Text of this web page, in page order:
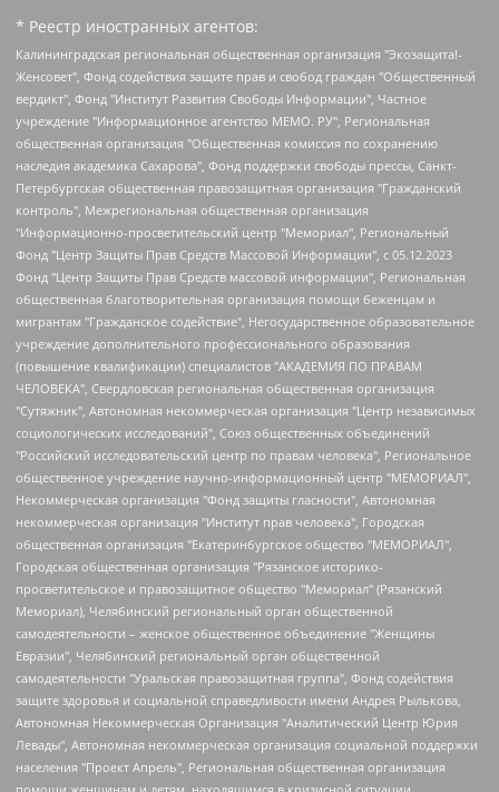
* Реестр иностранных агентов:
Калининградская региональная общественная организация "Экозащита!-Женсовет", Фонд содействия защите прав и свобод граждан "Общественный вердикт", Фонд "Институт Развития Свободы Информации", Частное учреждение "Информационное агентство МЕМО. РУ", Региональная общественная организация "Общественная комиссия по сохранению наследия академика Сахарова", Фонд поддержки свободы прессы, Санкт-Петербургская общественная правозащитная организация "Гражданский контроль", Межрегиональная общественная организация "Информационно-просветительский центр "Мемориал", Региональный Фонд "Центр Защиты Прав Средств Массовой Информации", с 05.12.2023 Фонд "Центр Защиты Прав Средств массовой информации", Региональная общественная благотворительная организация помощи беженцам и мигрантам "Гражданское содействие", Негосударственное образовательное учреждение дополнительного профессионального образования (повышение квалификации) специалистов "АКАДЕМИЯ ПО ПРАВАМ ЧЕЛОВЕКА", Свердловская региональная общественная организация "Сутяжник", Автономная некоммерческая организация "Центр независимых социологических исследований", Союз общественных объединений "Российский исследовательский центр по правам человека", Региональное общественное учреждение научно-информационный центр "МЕМОРИАЛ", Некоммерческая организация "Фонд защиты гласности", Автономная некоммерческая организация "Институт прав человека", Городская общественная организация "Екатеринбургское общество "МЕМОРИАЛ", Городская общественная организация "Рязанское историко-просветительское и правозащитное общество "Мемориал" (Рязанский Мемориал), Челябинский региональный орган общественной самодеятельности – женское общественное объединение "Женщины Евразии", Челябинский региональный орган общественной самодеятельности "Уральская правозащитная группа", Фонд содействия защите здоровья и социальной справедливости имени Андрея Рылькова, Автономная Некоммерческая Организация "Аналитический Центр Юрия Левады", Автономная некоммерческая организация социальной поддержки населения "Проект Апрель", Региональная общественная организация помощи женщинам и детям, находящимся в кризисной ситуации "Информационно-методический центр "Анна", Фонд содействия развитию массовых коммуникаций и правовому просвещению "Так-так-Так", Фонд содействия устойчивому развитию "Серебряная тайга", Свердловский региональный общественный фонд социальных проектов "Новое время", "Idel.Реалии", Кавказ.Реалии, Крым.Реалии, Телеканал Настоящее Время, Татаро-башкирская служба Радио Свобода (Azatliq Radiosi), Радио Свободная Европа/Радио Свобода (PCE/PC), "Сибирь.Реалии", "Фактограф", Благотворительный фонд помощи осужденным и их семьям, Автономная некоммерческая организация "Институт глобализации и социальных движений", Фонд "В защиту прав заключенных", Частное учреждение "Центр поддержки и содействия развитию средств массовой информации", Пензенский региональный общественный благотворительный фонд "Гражданский союз", "Север.Реалии", Некоммерческая организация Фонд "Правовая инициатива", Общество с ограниченной ответственностью "Радио Свободная Европа/Радио Свобода", Чешское информационное агентство "MEDIUM-ORIENT", Красноярская региональная общественная организация "Мы против СПИДа", Камалягин Денис Николаевич, Маркелов Сергей Евгеньевич, Пономарев Лев Александрович, Савицкая Людмила Алексеевна, Автономная некоммерческая организация "Центр по работе с проблемой насилия "НАСИЛИЮ.НЕТ", Межрегиональный профессиональный союз работников здравоохранения "Альянс врачей", Юридическое лицо, зарегистрированное в Латвийской Республике, SIA "Medusa Project" (регистрационный номер 40103797863, дата регистрации 10.06.2014), Некоммерческая организация "Фонд по борьбе с коррупцией", Автономная некоммерческая организация "Институт права и публичной политики", Баданин Роман Сергеевич, Гликин Максим Александрович, Железнова Мария Михайловна, Лукьянова Юлия Сергеевна, Маетная Елизавета Витальевна, Маняхин Петр Борисович, Чуракова Ольга Владимировна, Ярош Юлия Петровна, Юридическое лицо "The Insider SIA", зарегистрированное в Риге, Латвийская Республика (дата регистрации 26.06.2015), являющееся администратором доменного имени интернет-издания "The Insider SIA", https://theins.ru, Постернак Алексей Евгеньевич, Рубин Михаил Аркадьевич, Анин Роман Александрович, Юридическое лицо Istories fonds, зарегистрированное в Латвийской Республике (регистрационный номер 50008295751, дата регистрации 24.02.2020), Великовский Дмитрий Александрович, Долинина Ирина Николаевна, Мароховская Алеся Алексеевна, Шлейнов Роман Юрьевич, Шмагун Олеся Валентиновна, Общество с ограниченной ответственностью "Альтаир 2021", Общество с ограниченной ответственностью "Вега 2021", Общество с ограниченной ответственностью "Главный редактор 2021", Общество с ограниченной ответственностью "Ромашки монолит", Важенков Артем Валерьевич, Ивановская областная общественная организация "Центр гендерных исследований", Гурман Юрий Альбертович, Медиапроект "ОВД-Инфо", Егоров Владимир Владимирович, Жилинский Владимир Александрович, Общество с ограниченной ответственностью "ЗП", Иванова София Юрьевна, Карезина Инна Павловна, Кильтау Екатерина Викторовна, Петров Алексей Викторович, Пискунов Сергей Евгеньевич, Смирнов Сергей Сергеевич, Тихонов Михаил Сергеевич, Общество с ограниченной ответственностью "ЖУРНАЛИСТ-ИНОСТРАННЫЙ АГЕНТ", Арапова Галина Юрьевна, Вольтская Татьяна Анатольевна, Американская компания "Mason G.E.S. Anonymous Foundation" (США), являющаяся владельцем интернет-издания https://mnews.world/, Компания "Stichting Bellingcat", зарегистрированная в Нидерландах (дата регистрации 11.07.2018), Захаров Андрей Вячеславович, Клепиковская Екатерина Дмитриевна, Общество с ограниченной ответственностью "МЕМО", Перл Роман Александрович, Симонов Евгений Алексеевич, Соловьева Елена Анатольевна, Сотников Даниил Владимирович, Сурначева Елизавета Дмитриевна, Автономная некоммерческая организация по защите прав человека и информированию населения "Якутия – Наше Мнение", Общество с ограниченной ответственностью "Москоу диджитал медиа", с 26.01.2023 Общество с ограниченной ответственностью "Чайка Белые сады", Ветошкина Валерия Валерьевна, Заговора Максим Александрович, Межрегиональное общественное движение "Российская ЛГБТ - сеть", Оленичев Максим Владимирович, Павлов Иван Юрьевич, Скворцова Елена Сергеевна, Общество с ограниченной ответственностью "Как бы инагент", Кочетков Игорь Викторович, Общество с ограниченной ответственностью "Честные выборы", Еланчик Олег Александрович, Общество с ограниченной ответственностью "Нобелевский призыв", Гималова Регина Эмилевна, Григорьев Андрей Валерьевич, Григорьева Алина Александровна, Ассоциация по содействию защите прав призывников, альтернативнослужащих и военнослужащих "Правозащитная группа "Гражданин.Армия.Право", Хисамова Регина Фаритовна, Автономная некоммерческая организация по реализации социально-правовых программ "Лилит", Дальневосточное общественное движение "Маяк", Санкт-Петербургская ЛГБТ-инициативная группа "Выход", Инициативная группа ЛГБТ+ "Реверс", Алексеев Андрей Викторович, Бекбулатова Таисия Львовна, Беляев Иван Михайлович, Владыкина Елена Сергеевна, Гельман Марат Александрович, Никульшина Вероника Юрьевна, Толоконникова Надежда Андреевна, Шендерович Виктор Анатольевич, Общество с ограниченной ответственностью "Данное сообщение", Общество с ограниченной ответственностью Издательский дом "Новая глава", Айнбиндер Александра Александровна, Московский комьюнити-центр для ЛГБТ+инициатив, Благотворительный фонд развития филантропии, Deutsche Welle (Германия, Kurt-Schumacher-Strasse 3, 53113 Bonn), Борзунова Мария Михайловна, Воробьев Виктор Викторович, Голубева Анна Львовна, Константинова Алла Михайловна, Малкова Ирина Владимировна, Мурадов Мурад Абдулгалимович, Осетинская Елизавета Николаевна, Понасенков Евгений Николаевич, Ганапольский Матвей Юрьевич, Киселев Евгений Алексеевич, Борухович Ирина Григорьевна, Дремин Иван Тимофеевич, Дубровский Дмитрий Викторович, Красноярская региональная общественная организация поддержки и развития альтернативных образовательных технологий и межкультурных коммуникаций "ИНТЕРРА", Маяковская Екатерина Алексеевна, Фейгин Марк Захарович, Филимонов Андрей Викторович, Дзугкоева Регина Николаевна, Доброхотов Роман Александрович, Дудь Юрий Александрович, Елкин Сергей Владимирович, Кругликов Кирилл Игоревич, Сабунаева Мария Леонидовна, Семенов Алексей Владимирович, Шаинян Карен Багратович, Шульман Екатерина Михайловна, Асафьев Артур Валерьевич, Вахштайн Виктор Семенович, Венедиктов Алексей Алексеевич, Лушникова Екатерина Евгеньевна, Волков Леонид Михайлович, Невзоров Александр Глебович, Пархоменко Сергей Борисович, Сироткин Ярослав Николаевич, Кара-Мурза Владимир Владимирович, Баранова Наталья Владимировна, Гозман Леонид Яковлевич, Кагарлицкий Борис Юльевич, Климарев Михаил Валерьевич, Милов Владимир Станиславович, Автономная некоммерческая организация Краснодарский центр современного искусства "Типография", Моргенштерн Алишер Тагирович, Соболь Любовь Эдуардовна, Общество с ограниченной ответственностью "ЛИЗА НОРМ", Каспаров Гарри Кимович, Ходорковский Михаил Борисович, Общество с ограниченной ответственностью "Апрельские тезисы", Данилович Ирина Брониславовна, Кашин Олег Владимирович, Петров Николай Владимирович, Пивоваров Алексей Владимирович, Соколов Михаил Владимирович, Цветкова Юлия Владимировна, Чичваркин Евгений Александрович, Комитет против пыток/Команда против пыток, Общество с ограниченной ответственностью "Первый научный", Общество с ограниченной ответственностью "Вертолет и ко", Белоцерковская Вероника Борисовна, Кац Максим Евгеньевич, Лазарева Татьяна Юрьевна, Шаведдинов Руслан Табризович, Яшин Илья Валерьевич, Общество с ограниченной ответственностью "Иноагент ААВ", Алешковский Дмитрий Петрович, Альбац Евгения Марковна, Быков Дмитрий Львович, Галямина Юлия Евгеньевна, Лойко Сергей Леонидович, Мартынов Кирилл Константинович, Медведев Сергей Александрович, Крашенинников Федор Геннадиевич, Гордеева Катерина Вл